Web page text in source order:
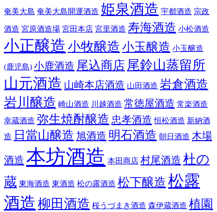
奄美大島 奄美大島開運酒造 姫泉酒造 宇都酒造 宗政
酒造 宮原酒造場 宮田本店 宮里酒造 寿海酒造 小松酒造
小正醸造 小牧醸造 小玉醸造 小玉醸造
(鹿児島) 小鹿酒造 尾込商店 尾鈴山蒸留所
山元酒造 山崎本店酒造 山田酒造 岩倉酒造
岩川醸造 崎山酒造 川越酒造 常徳屋酒造 常楽酒造
幸蔵酒造 弥生焼酎醸造 忠孝酒造 恒松酒造 新納酒
造 日當山醸造 旭酒造 明石酒造 朝日酒造 木場
酒造 本坊酒造 本田商店 村尾酒造 杜の
蔵 東海酒造 東酒造 松の露酒造 松下醸造 松露
酒造 柳田酒造 桜うづまき酒造 森伊蔵酒造 植園